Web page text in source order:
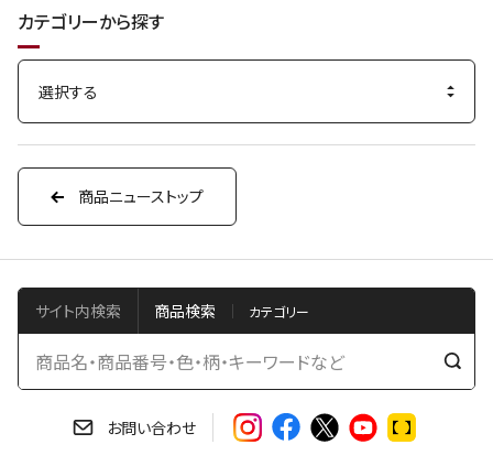
カテゴリーから探す
商品ニューストップ
サイト内検索 商品検索
検
お問い合わせ